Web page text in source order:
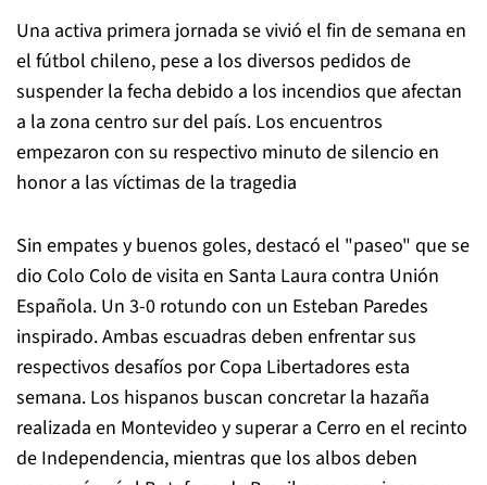
Una activa primera jornada se vivió el fin de semana en
el fútbol chileno, pese a los diversos pedidos de
suspender la fecha debido a los incendios que afectan
a la zona centro sur del país. Los encuentros
empezaron con su respectivo minuto de silencio en
honor a las víctimas de la tragedia
Sin empates y buenos goles, destacó el "paseo" que se
dio Colo Colo de visita en Santa Laura contra Unión
Española. Un 3-0 rotundo con un Esteban Paredes
inspirado. Ambas escuadras deben enfrentar sus
respectivos desafíos por Copa Libertadores esta
semana. Los hispanos buscan concretar la hazaña
realizada en Montevideo y superar a Cerro en el recinto
de Independencia, mientras que los albos deben